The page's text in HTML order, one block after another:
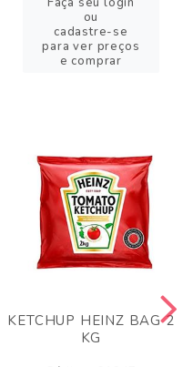
ou
cadastre-se
para ver preços
e comprar
KETCHUP HEINZ BAG 2
KG